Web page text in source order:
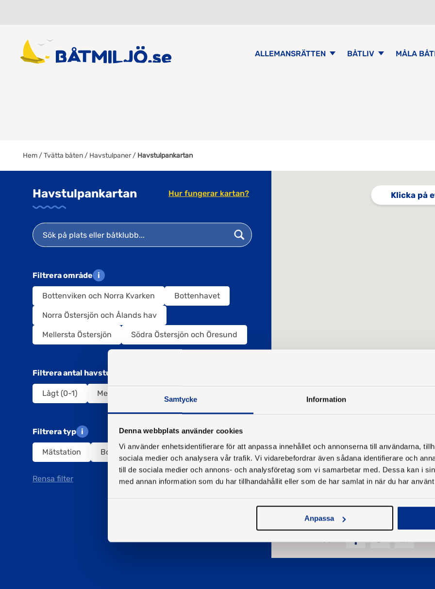
Samtycke Information
Denna webbplats använder cookies
Vi använder enhetsidentifierare för att anpassa innehållet och annonserna till användarna,
sociala medier och analysera vår trafik. Vi vidarebefordrar även sådana identifierare och
till de sociala medier och annons- och analysföretag som vi samarbetar med. Dessa kan i
med annan information som du har tillhandahållit eller som de har samlat in när du har
Anpassa
ALLEMANSRÄTTEN BÅTLIV MÅLA
Hem /Tvätta båten / Havstulpaner/ Havstulpankartan
Havstulpankartan Hur fungerar kartan?
Filtrera område i
Bottenviken och Norra Kvarken Bottenhavet
Norra Östersjön och Ålands hav
Mellersta Östersjön Södra Östersjön och Öresund
Filtrera antal havstulpaner
Lågt (0-1) Medel (2-20)
Filtrera typ i
Mätstation Borsttvätt Spolplatta
Rensa filter
Klicka på